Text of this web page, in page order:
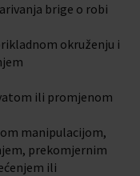
brige o robi
okruženju i
ili promjenom
manipulacijom,
prekomjernim
ili